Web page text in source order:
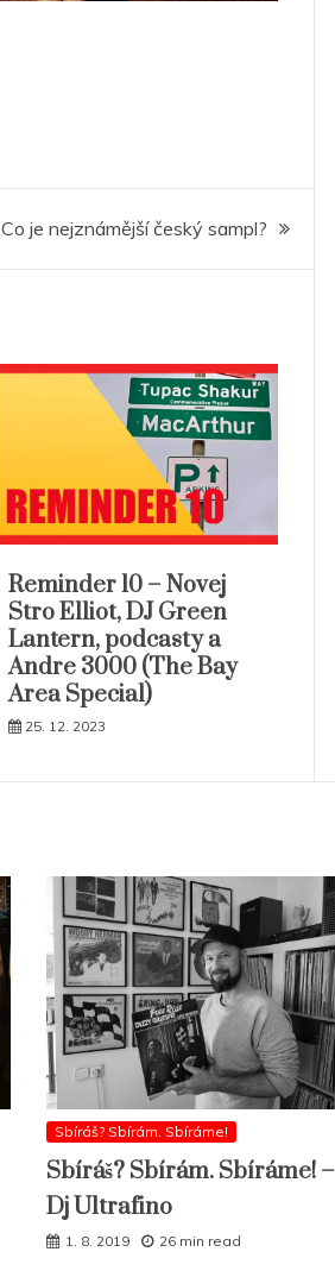
Co je nejznámější český sampl?
Reminder 10 – Novej
Stro Elliot, DJ Green
Lantern, podcasty a
Andre 3000 (The Bay
Area Special)
25. 12. 2023
Sbíráš? Sbírám. Sbíráme!
Sbíráš? Sbírám. Sbíráme! –
Dj Ultrafino
1. 8. 2019 26 min read